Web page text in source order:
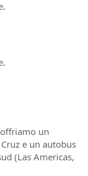
un
e un autobus
(Las Americas,